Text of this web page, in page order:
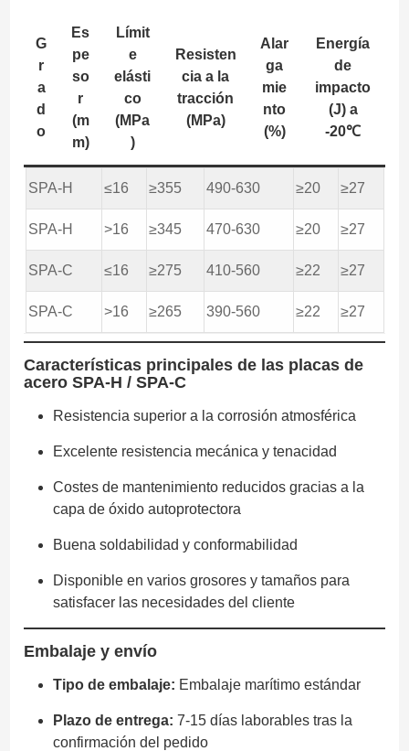
G
r
a
d
o
Es
pe
so
r
(m
m)
Límit
e
elásti
co
(MPa
)
Resisten
cia a la
tracción
(MPa)
Alar
ga
mie
nto
(%)
Energía
de
impacto
(J) a
-20℃
SPA-H ≤16 ≥355 490-630 ≥20 ≥27
SPA-H >16 ≥345 470-630 ≥20 ≥27
SPA-C ≤16 ≥275 410-560 ≥22 ≥27
SPA-C >16 ≥265 390-560 ≥22 ≥27
Características principales de las placas de
acero SPA-H / SPA-C
Resistencia superior a la corrosión atmosférica
Excelente resistencia mecánica y tenacidad
Costes de mantenimiento reducidos gracias a la
capa de óxido autoprotectora
Buena soldabilidad y conformabilidad
Disponible en varios grosores y tamaños para
satisfacer las necesidades del cliente
Embalaje y envío
Tipo de embalaje: Embalaje marítimo estándar
Plazo de entrega: 7-15 días laborables tras la
confirmación del pedido